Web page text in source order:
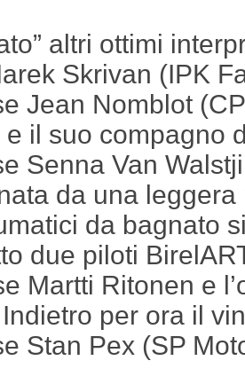
altri ottimi
Skrivan (IPK
Jean Nomblot
e il suo compagno
Senna Van
da una
da bagnato
due piloti
Martti Ritonen e
per ora il
Stan Pex (SP